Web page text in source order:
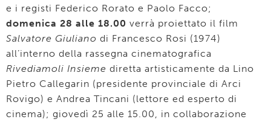
e i registi Federico Rorato e Paolo Facco;
domenica 28 alle 18.00 verrà proiettato il film
Salvatore Giuliano di Francesco Rosi (1974)
all’interno della rassegna cinematografica
Rivediamoli Insieme diretta artisticamente da Lino
Pietro Callegarin (presidente provinciale di Arci
Rovigo) e Andrea Tincani (lettore ed esperto di
cinema); giovedì 25 alle 15.00, in collaborazione